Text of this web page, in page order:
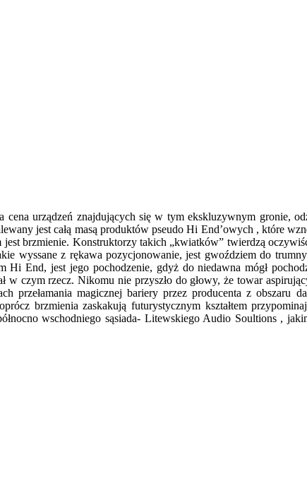
urządzeń znajdujących się w tym ekskluzywnym gronie,
jest całą masą produktów pseudo Hi End’owych , które
brzmienie. Konstruktorzy takich „kwiatków” twierdzą
wyssane z rękawa pozycjonowanie, jest gwoździem do
End, jest jego pochodzenie, gdyż do niedawna mógł
czym rzecz. Nikomu nie przyszło do głowy, że towar
przełamania magicznej bariery przez producenta z obszaru
brzmienia zaskakują futurystycznym kształtem
wschodniego sąsiada- Litewskiego Audio Soultions ,